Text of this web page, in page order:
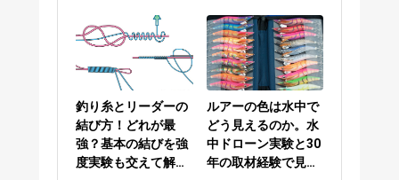
釣り糸とリーダーの
結び方！どれが最
強？基本の結びを強
度実験も交えて解説
ルアーの色は水中で
どう見えるのか。水
中ドローン実験と30
年の取材経験で見え